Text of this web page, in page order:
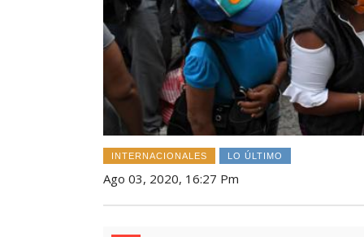
INTERNACIONALES LO ÚLTIMO
Ago 03, 2020, 16:27 Pm